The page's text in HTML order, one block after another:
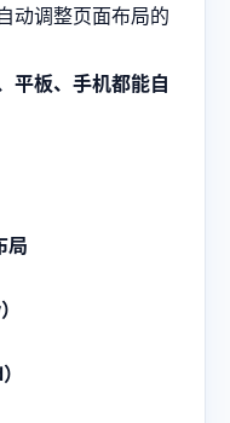
动调整页面布局的
平板、手机都能自
局